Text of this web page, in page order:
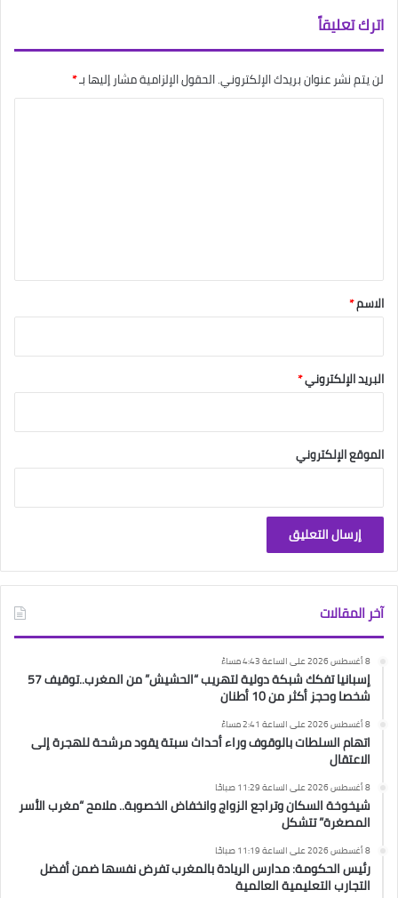
اترك تعليقاً
لن يتم نشر عنوان بريدك الإلكتروني.الحقول الإلزامية مشار إليها بـ*
*
الاسم*
البريد الإلكتروني*
الموقع الإلكتروني
آخر المقالات
8 أغسطس 2026 على الساعة 4:43 مساءً
إسبانيا تفكك شبكة دولية لتهريب “الحشيش” من المغرب..توقيف 57
شخصا وحجز أكثر من 10 أطنان
8 أغسطس 2026 على الساعة 2:41 مساءً
اتهام السلطات بالوقوف وراء أحداث سبتة يقود مرشحة للهجرة إلى
الاعتقال
8 أغسطس 2026 على الساعة 11:29 صباحًا
شيخوخة السكان وتراجع الزواج وانخفاض الخصوبة.. ملامح “مغرب الأسر
المصغرة” تتشكل
8 أغسطس 2026 على الساعة 11:19 صباحًا
رئيس الحكومة: مدارس الريادة بالمغرب تفرض نفسها ضمن أفضل
التجارب التعليمية العالمية